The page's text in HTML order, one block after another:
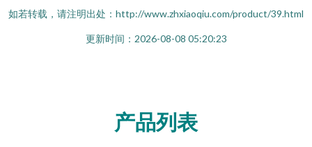
如若转载，请注明出处：http://www.zhxiaoqiu.com/product/39.html
更新时间：2026-08-08 05:20:23
产品列表